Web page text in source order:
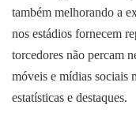
também melhorando a
nos estádios fornecem
torcedores não percam
móveis e mídias sociais
estatísticas e destaques.